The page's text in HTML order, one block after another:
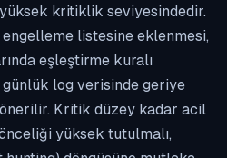
yüksek kritiklik seviyesindedir.
listesine eklenmesi,
eşleştirme kuralı
günlük log verisinde geriye
Kritik düzey kadar acil
yüksek tutulmalı,